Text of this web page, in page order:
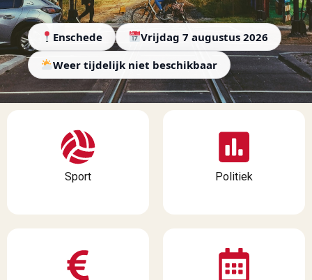
Enschede
Vrijdag 7 augustus 2026
Weer tijdelijk niet beschikbaar
Sport Politiek